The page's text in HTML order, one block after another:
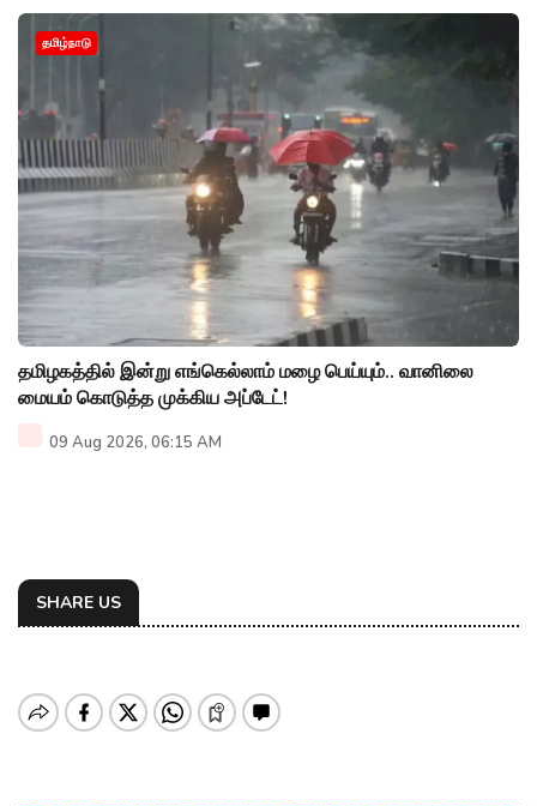
தமிழ்நாடு
தமிழகத்தில் இன்று எங்கெல்லாம் மழை பெய்யும்.. வானிலை
மையம் கொடுத்த முக்கிய அப்டேட்!
09 Aug 2026, 06:15 AM
SHARE US